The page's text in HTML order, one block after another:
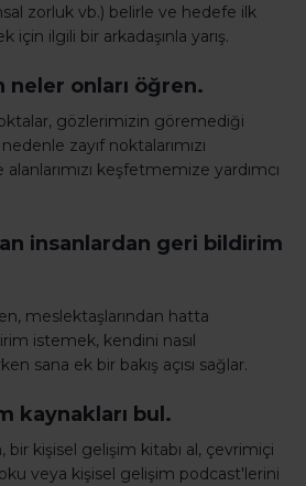
zorluk vb.) belirle ve hedefe ilk
için ilgili bir arkadaşınla yarış.
neler onları öğren.
gözlerimizin göremediği
zayıf noktalarımızı
keşfetmemize yardımcı
insanlardan geri bildirim
meslektaşlarından hatta
istemek, kendini nasıl
sana ek bir bakış açısı sağlar.
kaynakları bul.
bir kişisel gelişim kitabı al, çevrimiçi
veya kişisel gelişim podcast'lerini